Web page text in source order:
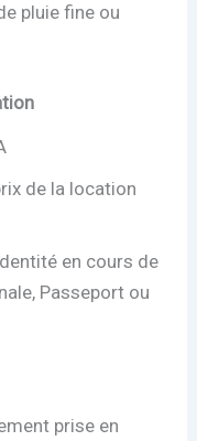
pluie fine ou
de la location
en cours de
Passeport ou
prise en